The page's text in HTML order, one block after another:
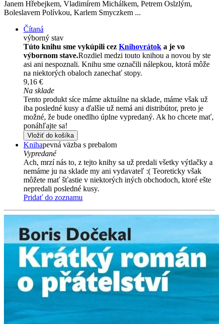
Janem Hřebejkem, Vladimírem Michálkem, Petrem Oslzlým,
Boleslavem Polívkou, Karlem Smyczkem ...
Čítaná
výborný stav
Túto knihu sme vykúpili cez Knihovrátok a je vo
výbornom stave.Rozdiel medzi touto knihou a novou by ste
asi ani nespoznali. Knihu sme označili nálepkou, ktorá môže
na niektorých obaloch zanechať stopy.
9,16 €
Na sklade
Tento produkt síce máme aktuálne na sklade, máme však už
iba posledné kusy a ďalšie už nemá ani distribútor, preto je
možné, že bude onedlho úplne vypredaný. Ak ho chcete mať,
ponáhľajte sa!
Vložiť do košíka
Knihapevná väzba s prebalom
Vypredané
Ach, mrzí nás to, z tejto knihy sa už predali všetky výtlačky a
nemáme ju na sklade my ani vydavateľ :( Teoreticky však
môžete mať šťastie v niektorých iných obchodoch, ktoré ešte
nepredali posledné kusy.
Pridať do zoznamu